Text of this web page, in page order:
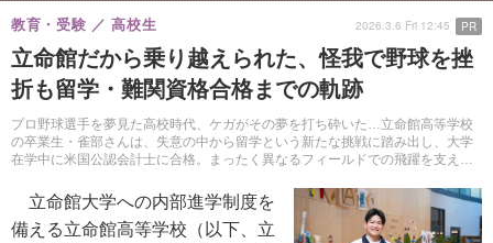
共通テスト 夏休み
8月開催イベント・WS 全国公立高校 過去問 人気記事
自由研究教材（小学生向け） 自由研究教材（中学生向け）
立命館だから乗り越えられた、怪我で野球を挫
折も留学・難関資格合格までの軌跡
プロ野球選手を夢見た高校時代、ケガがその夢を打ち砕いた…立命館高等学校
の卒業生・雀部さんは、失意の中から留学という新たな挑戦に踏み出し、大学
在学中に米国公認会計士に合格。まったく異なるフィールドでの飛躍を支えた
教育・受験 高校生 2026.3.6 Fri 12:45 PR
立命館大学への内部進学制度を
備える立命館高等学校（以下、立